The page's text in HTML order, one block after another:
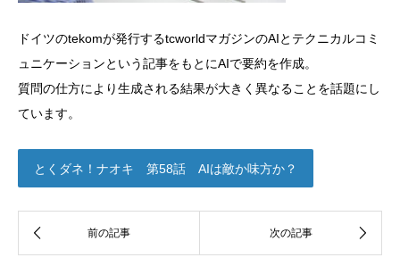
ドイツのtekomが発行するtcworldマガジンのAIとテクニカルコミ
ュニケーションという記事をもとにAIで要約を作成。
質問の仕方により生成される結果が大きく異なることを話題にし
ています。
とくダネ！ナオキ 第58話 AIは敵か味方か？